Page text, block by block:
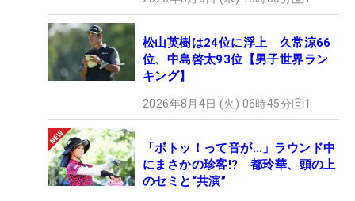
松山英樹は24位に浮上 久常涼66
位、中島啓太93位【男子世界ラン
キング】
2026年8月4日 (火) 06時45分 1
「ボトッ！って音が…」ラウンド中
にまさかの珍客!? 都玲華、頭の上
のセミと“共演”